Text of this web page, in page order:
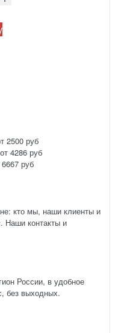
2500 руб
4286 руб
руб
кто мы, наши клиенты и
Наши контакты и
России, в удобное
без выходных.